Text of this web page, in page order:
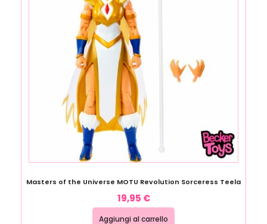
Masters of the Universe MOTU Revolution Sorceress Teela
19,95 €
Aggiungi al carrello